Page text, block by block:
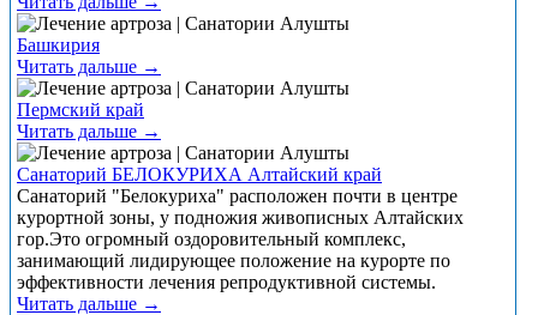
Башкирия
Читать дальше →
Пермский край
Читать дальше →
Санаторий БЕЛОКУРИХА Алтайский край
Санаторий "Белокуриха" расположен почти в центре
курортной зоны, у подножия живописных Алтайских
гор.Это огромный оздоровительный комплекс,
занимающий лидирующее положение на курорте по
эффективности лечения репродуктивной системы.
Читать дальше →